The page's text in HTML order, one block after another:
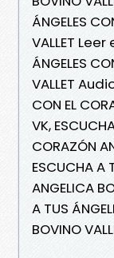
ÁNGELES
VALLET Leer
ÁNGELES
VALLET
CON EL
VK,
CORAZÓN
ESCUCHA A
ANGELICA
A TUS
BOVINO